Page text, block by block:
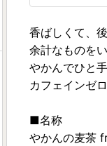
香ばしくて、
余計なものを
やかんでひと
カフェインゼ
■名称
やかんの麦茶